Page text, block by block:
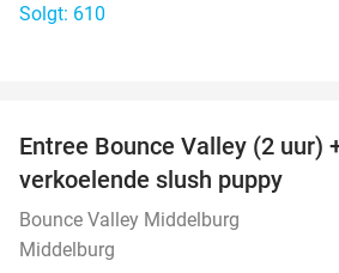
Solgt: 610
Entree Bounce Valley (2 uur)
verkoelende slush puppy
Bounce Valley Middelburg
Middelburg